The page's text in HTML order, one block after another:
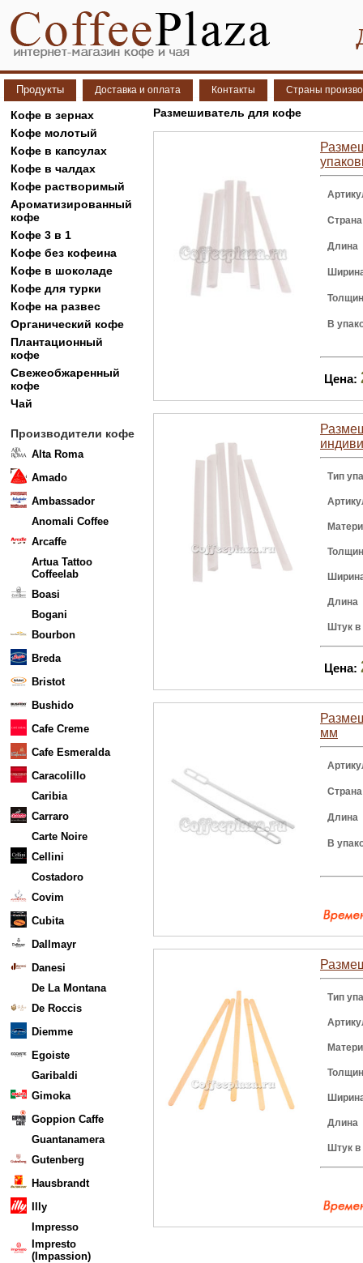
Продукты Доставка и оплата Контакты Страны
Кофе в зернах
Кофе молотый
Кофе в капсулах
Кофе в чалдах
Кофе растворимый
Ароматизированный
кофе
Кофе 3 в 1
Кофе без кофеина
Кофе в шоколаде
Кофе для турки
Кофе на развес
Органический кофе
Плантационный
кофе
Свежеобжаренный
кофе
Чай
Производители кофе
Alta Roma
Amado
Ambassador
Anomali Coffee
Arcaffe
Artua Tattoo
Coffeelab
Boasi
Bogani
Bourbon
Breda
Bristot
Bushido
Cafe Creme
Cafe Esmeralda
Caracolillo
Caribia
Carraro
Carte Noire
Cellini
Costadoro
Covim
Cubita
Dallmayr
Danesi
De La Montana
De Roccis
Diemme
Egoiste
Garibaldi
Gimoka
Goppion Caffe
Guantanamera
Gutenberg
Hausbrandt
Illy
Impresso
Impresto
(Impassion)
Размешиватель для кофе
Длина
В
Цена:
Тип
Длина
Штук в
Цена:
мм
Длина
В
Тип
Длина
Штук в